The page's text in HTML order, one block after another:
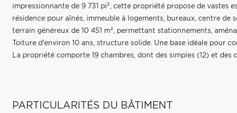
impressionnante de 9 731 pi², cette propriété propose de vastes
résidence pour aînés, immeuble à logements, bureaux, centre
terrain généreux de 10 451 m², permettant stationnements,
Toiture d'environ 10 ans, structure solide. Une base idéale pour
La propriété comporte 19 chambres, dont des simples (12) et des
PARTICULARITÉS DU BÂTIMENT